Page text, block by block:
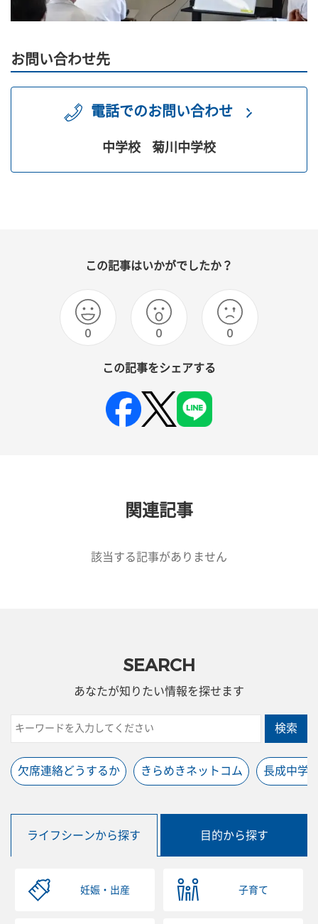
お問い合わせ先
電話でのお問い合わせ
中学校 菊川中学校
この記事はいかがでしたか？
0 0 0
この記事をシェアする
関連記事
該当する記事がありません
SEARCH
あなたが知りたい情報を探せます
検索
欠席連絡どうするか きらめきネットコム 長成中学
ライフシーンから探す 目的から探す
妊娠・出産 子育て